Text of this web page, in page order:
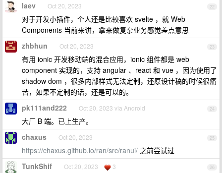
22
laev Oct 20, 2023
对于开发小插件，个人还是比较喜欢 svelte ，就 Web
Components 当前来讲，拿来做复杂业务感觉差点意思
23
zhbhun Oct 20, 2023
有用 ionic 开发移动端的混合应用，ionic 组件都是 web
component 实现的，支持 angular 、react 和 vue ，因为使用了
shadow dom ，很多内部样式无法定制，还原设计稿的时候很痛
苦，如果不定制的话，还是可以的。
24
pk111and222 Oct 20, 2023 via Android
大厂 B 端。已上生产。
25
chaxus Oct 20, 2023
https://chaxus.github.io/ran/src/ranui/ 之前尝试过
26
TunkShif Oct 20, 2023 3